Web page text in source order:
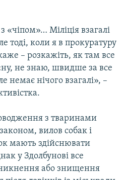
«чіпом»… Міліція взагалі
тоді, коли я в прокуратуру
– розкажіть, як там все
не знаю, швидше за все
немає нічого взагалі», –
з тваринами
вилов собак і
мають здійснювати
у Здолбунові все
або знищення